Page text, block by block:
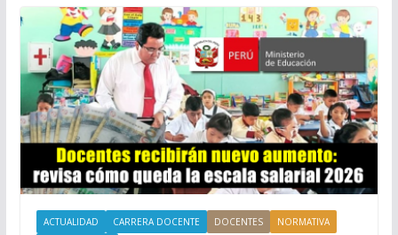
ACTUALIDAD CARRERA DOCENTE DOCENTES
NORMATIVA